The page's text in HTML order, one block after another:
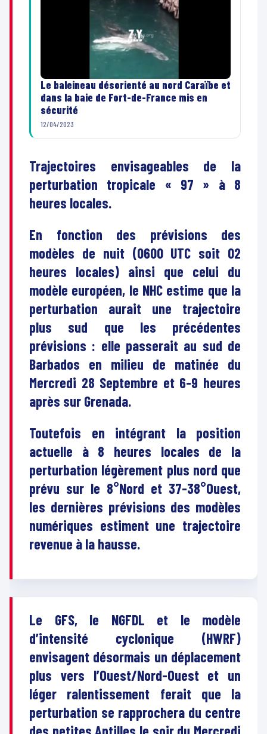
Le baleineau désorienté au nord Caraïbe et
dans la baie de Fort-de-France mis en
sécurité
12/04/2023
Trajectoires envisageables de la
perturbation tropicale « 97 » à 8
heures locales.
En fonction des prévisions des
modèles de nuit (0600 UTC soit 02
heures locales) ainsi que celui du
modèle européen, le NHC estime que la
perturbation aurait une trajectoire
plus sud que les précédentes
prévisions : elle passerait au sud de
Barbados en milieu de matinée du
Mercredi 28 Septembre et 6-9 heures
après sur Grenada.
Toutefois en intégrant la position
actuelle à 8 heures locales de la
perturbation légèrement plus nord que
prévu sur le 8°Nord et 37-38°Ouest,
les dernières prévisions des modèles
numériques estiment une trajectoire
revenue à la hausse.
Le GFS, le NGFDL et le modèle
d’intensité cyclonique (HWRF)
envisagent désormais un déplacement
plus vers l’Ouest/Nord-Ouest et un
léger ralentissement ferait que la
perturbation se rapprochera du centre